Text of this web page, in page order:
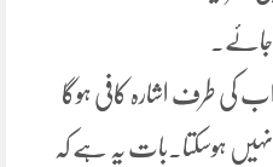
جائے۔
کی طرف اشارہ کافی ہوگا
نہیں ہوسکتا۔بات یہ ہے کہ